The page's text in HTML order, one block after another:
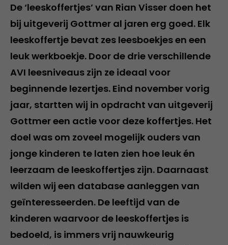
De ‘leeskoffertjes’ van Rian Visser doen het
bij uitgeverij Gottmer al jaren erg goed. Elk
leeskoffertje bevat zes leesboekjes en een
leuk werkboekje. Door de drie verschillende
AVI leesniveaus zijn ze ideaal voor
beginnende lezertjes. Eind november vorig
jaar, startten wij in opdracht van uitgeverij
Gottmer een actie voor deze koffertjes. Het
doel was om zoveel mogelijk ouders van
jonge kinderen te laten zien hoe leuk én
leerzaam de leeskoffertjes zijn. Daarnaast
wilden wij een database aanleggen van
geïnteresseerden. De leeftijd van de
kinderen waarvoor de leeskoffertjes is
bedoeld, is immers vrij nauwkeurig